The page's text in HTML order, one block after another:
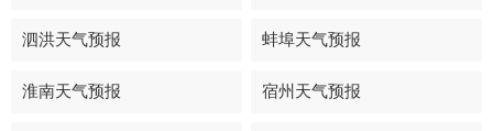
泗洪天气预报 蚌埠天气预报
淮南天气预报 宿州天气预报